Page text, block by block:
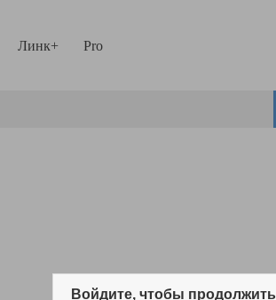
Линк+ Pro
Войдите, чтобы продолжить